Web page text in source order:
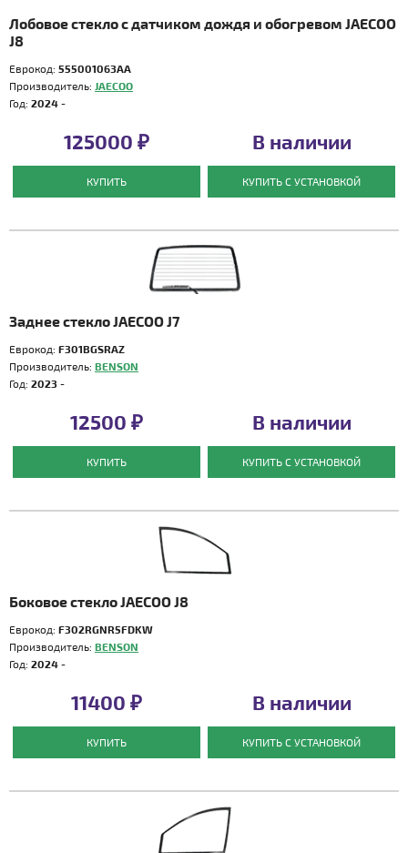
Лобовое стекло с датчиком дождя и обогревом JAECOO
J8
Еврокод: 555001063AA
Производитель: JAECOO
Год: 2024 -
125000 ₽
КУПИТЬ
В наличии
КУПИТЬ С УСТАНОВКОЙ
Заднее стекло JAECOO J7
Еврокод: F301BGSRAZ
Производитель: BENSON
Год: 2023 -
12500 ₽
КУПИТЬ
В наличии
КУПИТЬ С УСТАНОВКОЙ
Боковое стекло JAECOO J8
Еврокод: F302RGNR5FDKW
Производитель: BENSON
Год: 2024 -
11400 ₽
КУПИТЬ
В наличии
КУПИТЬ С УСТАНОВКОЙ